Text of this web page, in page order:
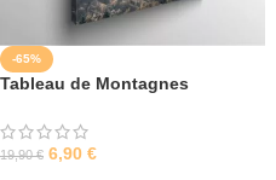
-65%
Tableau de Montagnes
19,90€ 6,90 €